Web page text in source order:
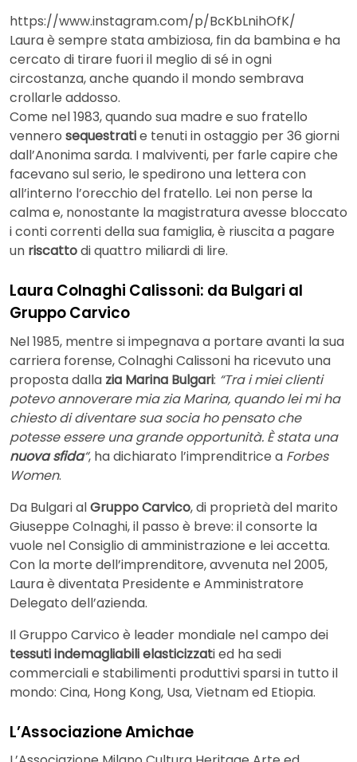
https://www.instagram.com/p/BcKbLnihOfK/
Laura è sempre stata ambiziosa, fin da bambina e ha
cercato di tirare fuori il meglio di sé in ogni
circostanza, anche quando il mondo sembrava
crollarle addosso.
Come nel 1983, quando sua madre e suo fratello
vennero sequestratie tenuti in ostaggio per 36 giorni
dall’Anonima sarda. I malviventi, per farle capire che
facevano sul serio, le spedirono una lettera con
all’interno l’orecchio del fratello. Lei non perse la
calma e, nonostante la magistratura avesse bloccato
i conti correnti della sua famiglia, è riuscita a pagare
un riscattodi quattro miliardi di lire.
Laura Colnaghi Calissoni: da Bulgari al
Gruppo Carvico
Nel 1985, mentre si impegnava a portare avanti la sua
carriera forense, Colnaghi Calissoni ha ricevuto una
proposta dalla zia Marina Bulgari: “Tra i miei clienti
potevo annoverare mia zia Marina, quando lei mi ha
chiesto di diventare sua socia ho pensato che
potesse essere una grande opportunità. È stata una
nuova sfida“, ha dichiarato l’imprenditrice a Forbes
Women.
Da Bulgari alGruppo Carvico, di proprietà del marito
Giuseppe Colnaghi, il passo è breve: il consorte la
vuole nel Consiglio di amministrazione e lei accetta.
Con la morte dell’imprenditore, avvenuta nel 2005,
Laura è diventata Presidente e Amministratore
Delegato dell’azienda.
Il Gruppo Carvico è leader mondiale nel campo dei
tessuti indemagliabili elasticizzati ed ha sedi
commerciali e stabilimenti produttivi sparsi in tutto il
mondo: Cina, Hong Kong, Usa, Vietnam ed Etiopia.
L’Associazione Amichae